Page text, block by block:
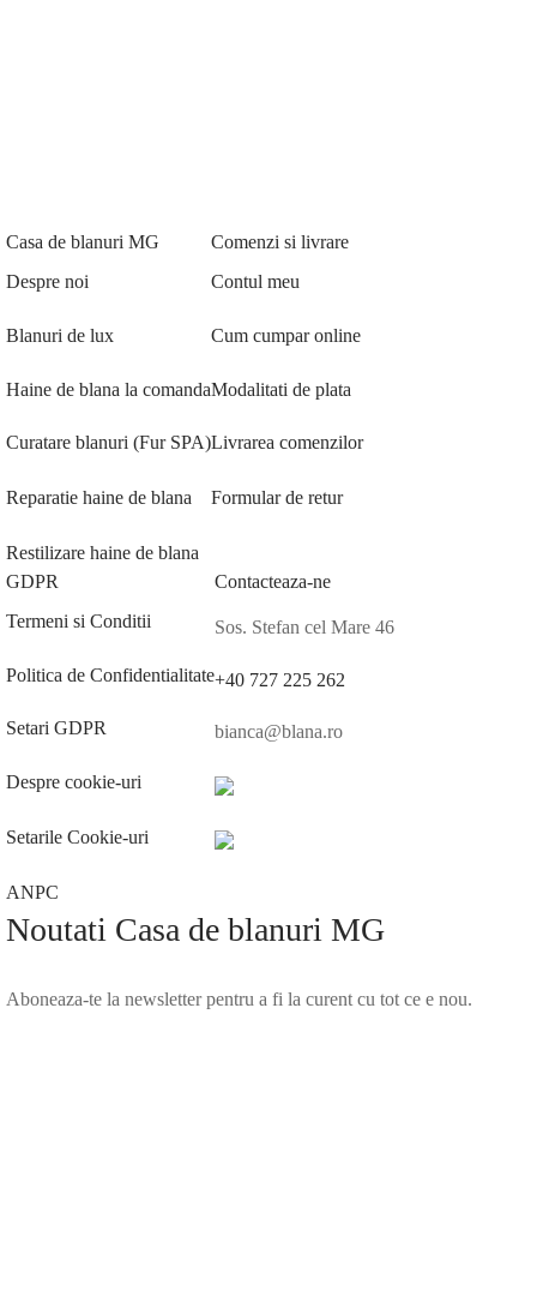
Casa de blanuri MG
Despre noi
Blanuri de lux
Haine de blana la comanda
Curatare blanuri (Fur SPA)
Reparatie haine de blana
Restilizare haine de blana
Comenzi si livrare
Contul meu
Cum cumpar online
Modalitati de plata
Livrarea comenzilor
Formular de retur
GDPR
Termeni si Conditii
Politica de Confidentialitate
Setari GDPR
Despre cookie-uri
Setarile Cookie-uri
ANPC
Contacteaza-ne
Sos. Stefan cel Mare 46
+40 727 225 262
bianca@blana.ro
Noutati Casa de blanuri MG
Aboneaza-te la newsletter pentru a fi la curent cu tot ce e nou.